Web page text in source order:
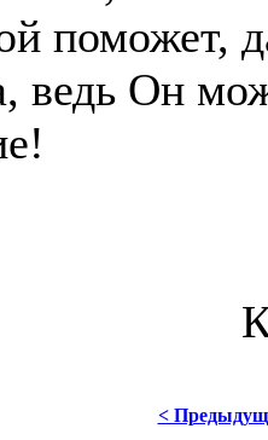
поможет,
ведь Он
<